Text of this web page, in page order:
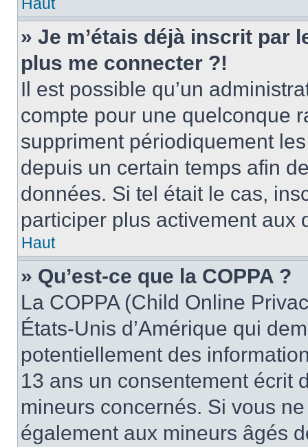
» Je m’étais déjà inscrit par
plus me connecter ?!
Il est possible qu’un
compte pour une quelconque
suppriment périodiquement
depuis un certain temps afin
données. Si tel était le cas,
participer plus activement aux
Haut
» Qu’est-ce que la COPPA ?
La COPPA (Child Online
États-Unis d’Amérique qui
potentiellement des
13 ans un consentement écrit
mineurs concernés. Si vous
également aux mineurs âgés